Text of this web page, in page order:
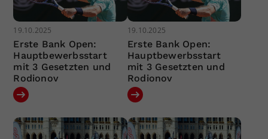
19.10.2025
Erste Bank Open:
Hauptbewerbsstart
mit 3 Gesetzten und
Rodionov
19.10.2025
Erste Bank Open:
Hauptbewerbsstart
mit 3 Gesetzten und
Rodionov